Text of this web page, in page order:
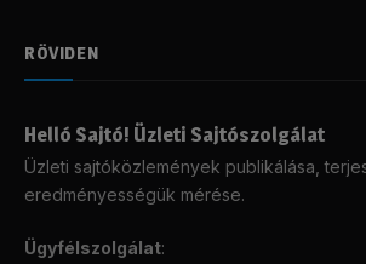
RÖVIDEN
Helló Sajtó! Üzleti Sajtószolgálat
Üzleti sajtóközlemények publikálása,
eredményességük mérése.
Ügyfélszolgálat: